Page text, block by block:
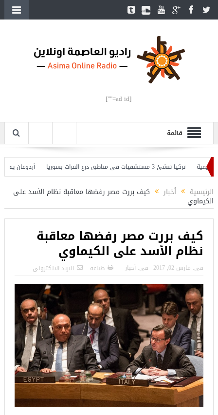
[ad id=""]
قائمة
تركيا تنشئ 3 مستشفيات في مناطق درع الفرات بسوريا
أردوغان يفتتح
الرئيسية أخبار كيف بررت مصر رفضها معاقبة نظام الأسد على
الكيماوي
كيف بررت مصر رفضها معاقبة
نظام الأسد على الكيماوي
فى: مارس 02, 2017 فى: أخبار طباعة البريد الالكترونى